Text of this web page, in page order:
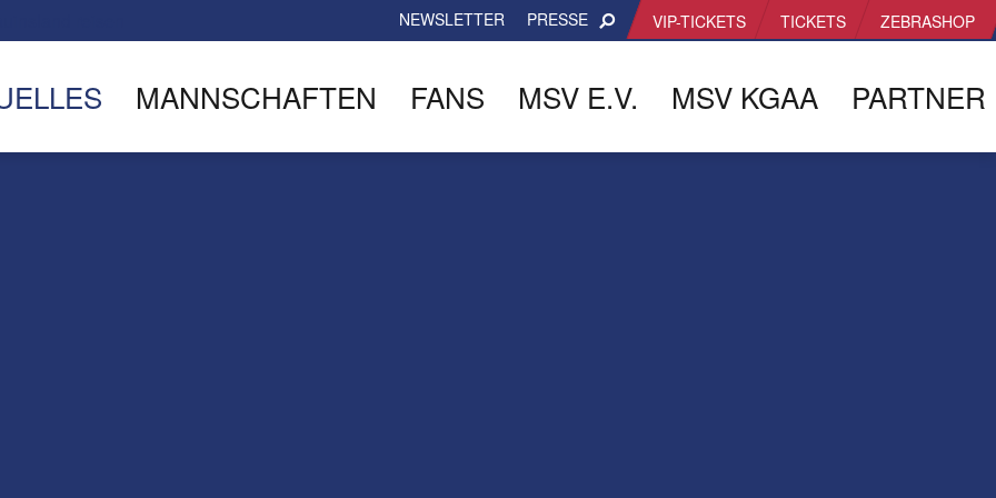
VIP-TICKETS TICKETS ZEBRASHOP
NEWSLETTER PRESSE
MANNSCHAFTEN FANS MSV E.V. MSV KGAA PARTNER